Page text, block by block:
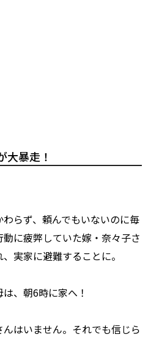
大暴走！
らず、頼んでもいないのに毎
に疲弊していた嫁・奈々子さ
実家に避難することに。
、朝6時に家へ！
はいません。それでも信じら